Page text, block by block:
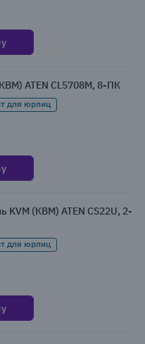
ATEN CL5708M, 8-ПК
для юрлиц
KVM (КВМ) ATEN CS22U, 2-
для юрлиц